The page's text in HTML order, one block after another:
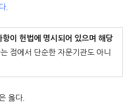
.
이 헌법에 명시되어 있으며 해당
점에서 단순한 자문기관도 아니
옳다.